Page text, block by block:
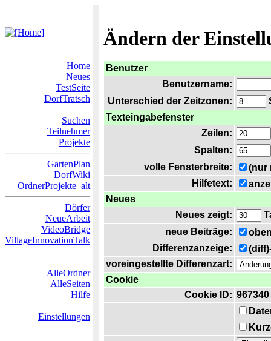
Ändern der
Home
Neues
TestSeite
DorfTratsch
Suchen
Teilnehmer
Projekte
GartenPlan
DorfWiki
OrdnerProjekte_alt
Dörfer
NeueArbeit
VideoBridge
VillageInnovationTalk
AlleOrdner
AlleSeiten
Hilfe
Einstellungen
Benutzer
Benutzername:
Unterschied der Zeitzonen:
Texteingabefenster
Zeilen:
Spalten:
volle Fensterbreite:
(nur
Hilfetext:
Neues
Neues zeigt:
neue Beiträge:
Differenzanzeige:
voreingestellte Differenzart:
Cookie
Cookie ID: 967340